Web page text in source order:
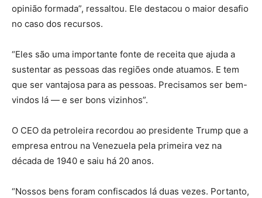
opinião formada”, ressaltou. Ele destacou o maior desafio
no caso dos recursos.
“Eles são uma importante fonte de receita que ajuda a
sustentar as pessoas das regiões onde atuamos. E tem
que ser vantajosa para as pessoas. Precisamos ser bem-
vindos lá — e ser bons vizinhos”.
O CEO da petroleira recordou ao presidente Trump que a
empresa entrou na Venezuela pela primeira vez na
década de 1940 e saiu há 20 anos.
“Nossos bens foram confiscados lá duas vezes. Portanto,